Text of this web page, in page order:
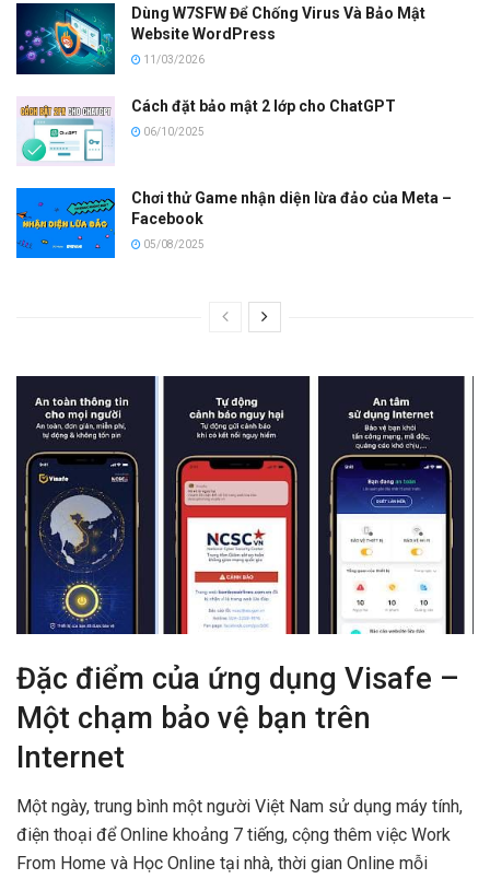
Dùng W7SFW Để Chống Virus Và Bảo Mật
Website WordPress
11/03/2026
Cách đặt bảo mật 2 lớp cho ChatGPT
06/10/2025
Chơi thử Game nhận diện lừa đảo của Meta –
Facebook
05/08/2025
Đặc điểm của ứng dụng Visafe –
Một chạm bảo vệ bạn trên
Internet
Một ngày, trung bình một người Việt Nam sử dụng máy tính,
điện thoại để Online khoảng 7 tiếng, cộng thêm việc Work
From Home và Học Online tại nhà, thời gian Online mỗi